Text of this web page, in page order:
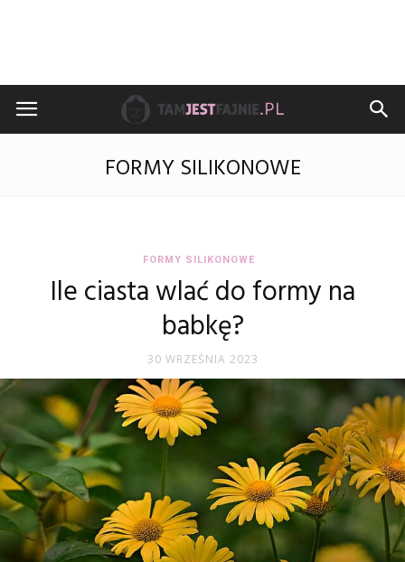
TamJestFajnie.pl
FORMY SILIKONOWE
FORMY SILIKONOWE
Ile ciasta wlać do formy na
babkę?
30 WRZEŚNIA 2023